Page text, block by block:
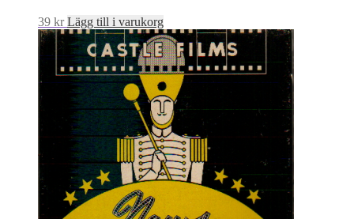
39 kr Lägg till i varukorg